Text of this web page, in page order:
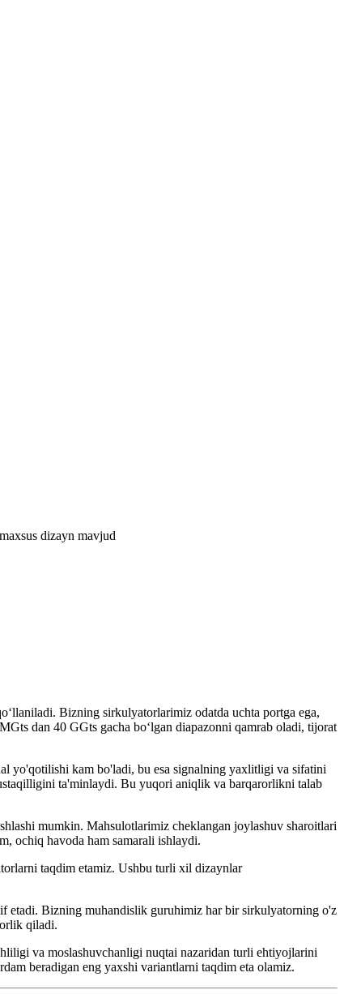
dizayn mavjud
Bizning sirkulyatorlarimiz odatda uchta portga ega,
dan 40 GGts gacha boʻlgan diapazonni qamrab oladi, tijorat
yo'qotilishi kam bo'ladi, bu esa signalning yaxlitligi va sifatini
ta'minlaydi. Bu yuqori aniqlik va barqarorlikni talab
mumkin. Mahsulotlarimiz cheklangan joylashuv sharoitlari
ochiq havoda ham samarali ishlaydi.
taqdim etamiz. Ushbu turli xil dizaynlar
etadi. Bizning muhandislik guruhimiz har bir sirkulyatorning o'z
qiladi.
va moslashuvchanligi nuqtai nazaridan turli ehtiyojlarini
beradigan eng yaxshi variantlarni taqdim eta olamiz.